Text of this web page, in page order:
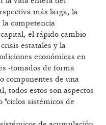
más larga, la
la competencia
el rápido cambio
estatales y la
económicas en
-tomados de forma
componentes de una
todos estos son aspectos
sistémicos de